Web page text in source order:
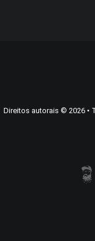
Direitos autorais © 2026•